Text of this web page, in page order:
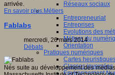
Réseaux sociaux
Métiers
Entrepreneuriat
Entreprises
Evolutions des
Métiers du
Orientation
Pratiques numériques
Cartes
Classes inversées
Environnement
arrivée.
En savoir plus...
Fablabs
mercredi, 26 mars 2014
Débats
Nés suite au développement des